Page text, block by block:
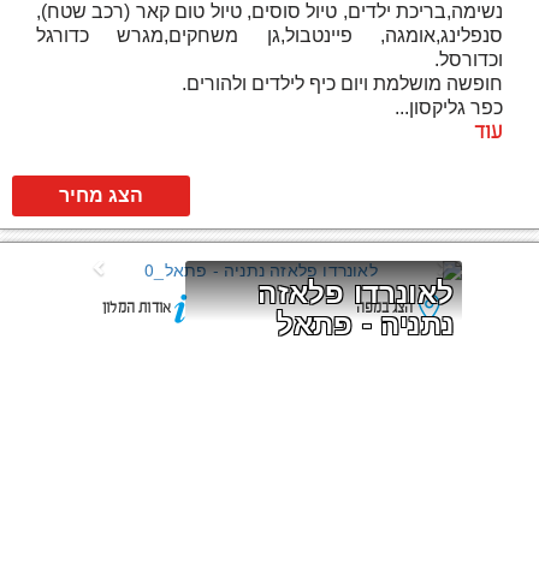
נשימה,בריכת ילדים, טיול סוסים, טיול טום קאר (רכב שטח),
סנפלינג,אומגה, פיינטבול,גן משחקים,מגרש כדורגל
וכדורסל.
חופשה מושלמת ויום כיף לילדים ולהורים.
כפר גליקסון...
עוד
הצג מחיר
לאונרדו פלאזה
נתניה - פתאל
הצג במפה אודות המלון